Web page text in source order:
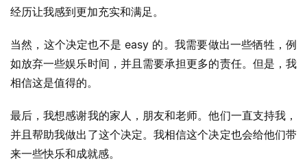
经历让我感到更加充实和满足。
当然，这个决定也不是 easy 的。我需要做出一些牺牲，例
如放弃一些娱乐时间，并且需要承担更多的责任。但是，我
相信这是值得的。
最后，我想感谢我的家人，朋友和老师。他们一直支持我，
并且帮助我做出了这个决定。我相信这个决定也会给他们带
来一些快乐和成就感。